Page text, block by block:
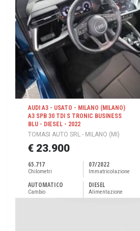
AUDI A3 - USATO - MILANO (MILANO)
A3 SPB 30 TDI S TRONIC BUSINESS
BLU - DIESEL - 2022
TOMASI AUTO SRL - MILANO (MI)
€ 23.900
65.717
Chilometri
07/2022
Immatricolazione
AUTOMATICO
Cambio
DIESEL
Alimentazione